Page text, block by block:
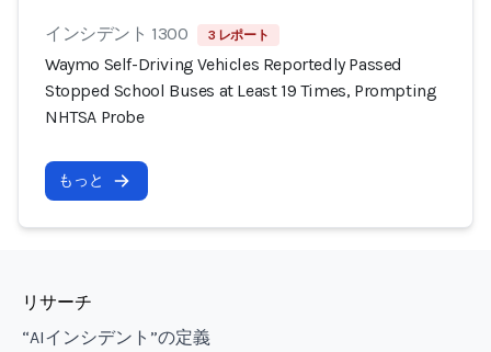
インシデント 1300 3 レポート
Waymo Self-Driving Vehicles Reportedly Passed
Stopped School Buses at Least 19 Times, Prompting
NHTSA Probe
もっと
リサーチ
“AIインシデント”の定義